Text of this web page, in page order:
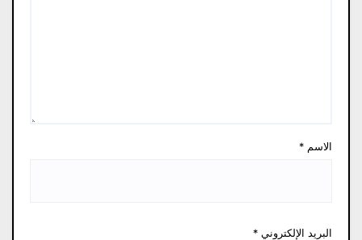
الاسم *
البريد الإلكتروني *